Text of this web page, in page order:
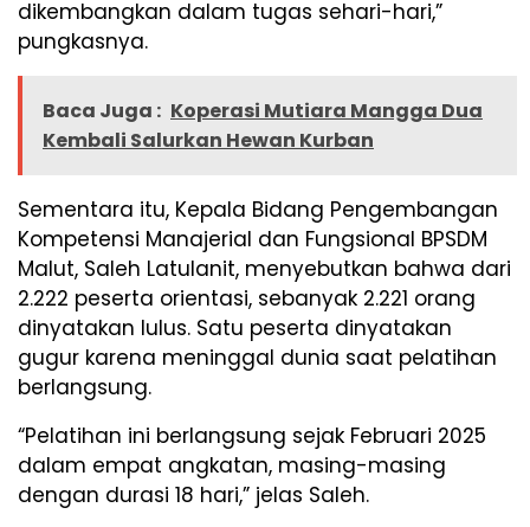
dikembangkan dalam tugas sehari-hari,”
pungkasnya.
Baca Juga : Koperasi Mutiara Mangga Dua
Kembali Salurkan Hewan Kurban
Sementara itu, Kepala Bidang Pengembangan
Kompetensi Manajerial dan Fungsional BPSDM
Malut, Saleh Latulanit, menyebutkan bahwa dari
2.222 peserta orientasi, sebanyak 2.221 orang
dinyatakan lulus. Satu peserta dinyatakan
gugur karena meninggal dunia saat pelatihan
berlangsung.
“Pelatihan ini berlangsung sejak Februari 2025
dalam empat angkatan, masing-masing
dengan durasi 18 hari,” jelas Saleh.